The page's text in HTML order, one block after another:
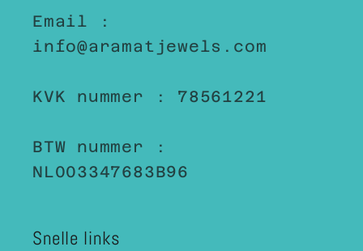
Email :
info@aramatjewels.com
KVK nummer : 78561221
BTW nummer :
NL003347683B96
Snelle links